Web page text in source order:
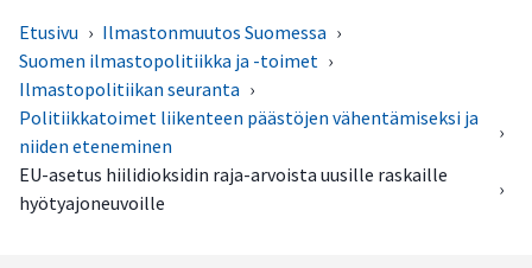
Etusivu › Ilmastonmuutos Suomessa ›
Suomen ilmastopolitiikka ja -toimet ›
Ilmastopolitiikan seuranta ›
Politiikkatoimet liikenteen päästöjen vähentämiseksi ja
niiden eteneminen
›
EU-asetus hiilidioksidin raja-arvoista uusille raskaille
hyötyajoneuvoille
›